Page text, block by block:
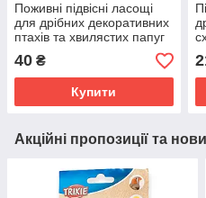
Поживні підвісні ласощі
для дрібних декоративних
птахів та хвилястих папуг
Priroda Фієста Колосок
Фруктовий 100г,
збалансовані
40 ₴
Купити
Акційні пропозиції та